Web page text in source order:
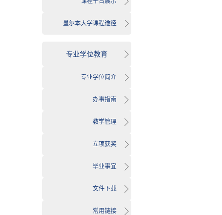
墨尔本大学课程途径
专业学位教育
专业学位简介
办事指南
教学管理
立项获奖
毕业事宜
文件下载
常用链接